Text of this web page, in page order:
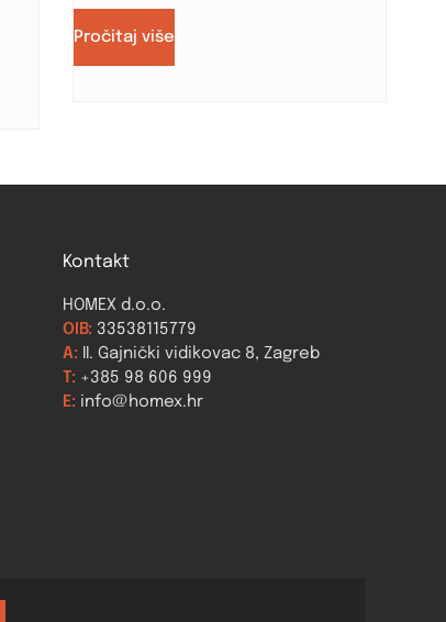
Pročitaj više
Kontakt
HOMEX d.o.o.
OIB: 33538115779
A: II. Gajnički vidikovac 8, Zagreb
T: +385 98 606 999
E: info@homex.hr